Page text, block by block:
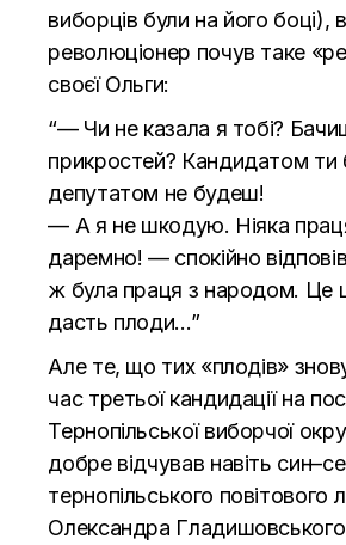
виборців були на його боці),
революціонер почув таке
своєї Ольги:
“— Чи не казала я тобі?
прикростей? Кандидатом ти
депутатом не будеш!
— А я не шкодую. Ніяка
даремно! — спокійно
ж була праця з народом. Це
дасть плоди…”
Але те, що тих «плодів»
час третьої кандидації на
Тернопільської виборчої
добре відчував навіть
тернопільського повітового
Олександра